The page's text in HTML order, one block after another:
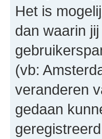
Het is
dan waarin
(vb:
veranderen
gedaan